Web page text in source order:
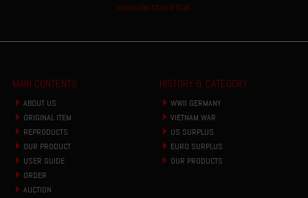
misunderstand that.
MAIN CONTENTS
ABOUT US
ORIGINAL ITEM
REPRODUCTS
OUR PRODUCT
USER GUIDE
ORDER
AUCTION
HISTORY & CATEGORY
WWII GERMANY
VIETNAM WAR
US SURPLUS
EURO SURPLUS
OUR PRODUCTS